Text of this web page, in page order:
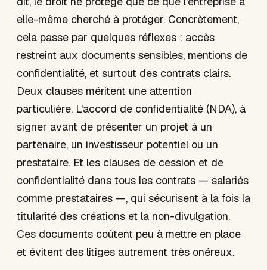
elle-même cherché à protéger. Concrètement,
cela passe par quelques réflexes : accès
restreint aux documents sensibles, mentions de
confidentialité, et surtout des contrats clairs.
Deux clauses méritent une attention
particulière. L'accord de confidentialité (NDA), à
signer avant de présenter un projet à un
partenaire, un investisseur potentiel ou un
prestataire. Et les clauses de cession et de
confidentialité dans tous les contrats — salariés
comme prestataires —, qui sécurisent à la fois la
titularité des créations et la non-divulgation.
Ces documents coûtent peu à mettre en place
et évitent des litiges autrement très onéreux.